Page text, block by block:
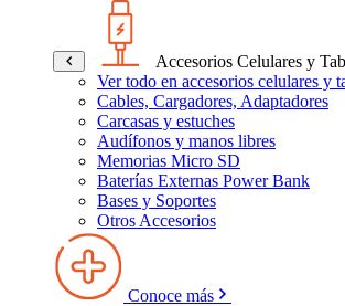
Accesorios Celulares y
Ver todo en accesorios celulares y
Cables, Cargadores, Adaptadores
Carcasas y estuches
Audífonos y manos libres
Memorias Micro SD
Baterías Externas Power Bank
Bases y Soportes
Otros Accesorios
Conoce más